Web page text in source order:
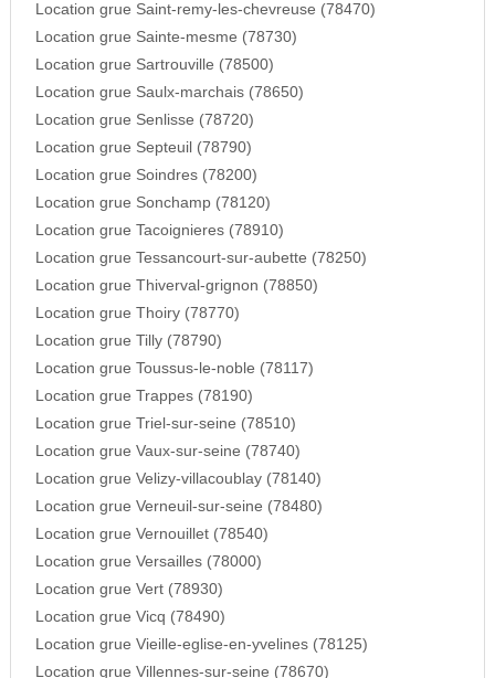
Location grue Saint-remy-les-chevreuse (78470)
Location grue Sainte-mesme (78730)
Location grue Sartrouville (78500)
Location grue Saulx-marchais (78650)
Location grue Senlisse (78720)
Location grue Septeuil (78790)
Location grue Soindres (78200)
Location grue Sonchamp (78120)
Location grue Tacoignieres (78910)
Location grue Tessancourt-sur-aubette (78250)
Location grue Thiverval-grignon (78850)
Location grue Thoiry (78770)
Location grue Tilly (78790)
Location grue Toussus-le-noble (78117)
Location grue Trappes (78190)
Location grue Triel-sur-seine (78510)
Location grue Vaux-sur-seine (78740)
Location grue Velizy-villacoublay (78140)
Location grue Verneuil-sur-seine (78480)
Location grue Vernouillet (78540)
Location grue Versailles (78000)
Location grue Vert (78930)
Location grue Vicq (78490)
Location grue Vieille-eglise-en-yvelines (78125)
Location grue Villennes-sur-seine (78670)